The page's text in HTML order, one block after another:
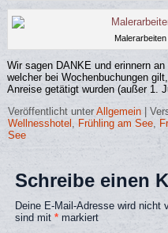
Wir sagen DANKE und erinnern an
welcher bei Wochenbuchungen
Anreise getätigt wurden (außer 1.
Veröffentlicht unter Allgemein |
Wellnesshotel , Frühling am See,
See
Schreibe einen
Deine E-Mail-Adresse wird nicht
sind mit* markiert